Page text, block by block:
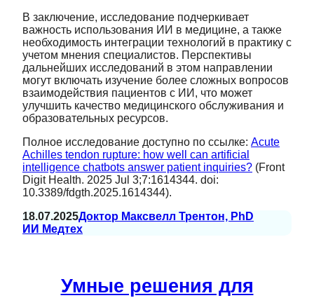
В заключение, исследование подчеркивает
важность использования ИИ в медицине, а также
необходимость интеграции технологий в практику с
учетом мнения специалистов. Перспективы
дальнейших исследований в этом направлении
могут включать изучение более сложных вопросов
взаимодействия пациентов с ИИ, что может
улучшить качество медицинского обслуживания и
образовательных ресурсов.
Полное исследование доступно по ссылке: Acute
Achilles tendon rupture: how well can artificial
intelligence chatbots answer patient inquiries? (Front
Digit Health. 2025 Jul 3;7:1614344. doi:
10.3389/fdgth.2025.1614344).
18.07.2025Доктор Максвелл Трентон, PhD
ИИ Медтех
Умные решения для